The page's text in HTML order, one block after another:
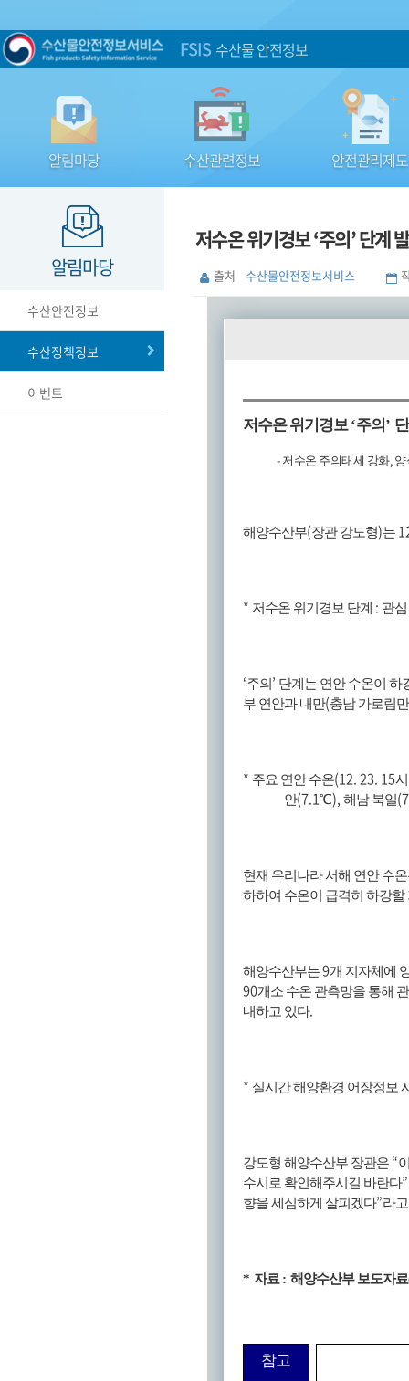
FSIS 수산물 안전정보
알림마당 수산관련정보 안전관리제도
알림마당
수산안전정보
수산정책정보
이벤트
저수온 위기경보 ‘주의’ 단계
출처 수산물안전정보서비스
저수온 위기경보‘주의 ’
- 저수온 주의태세 강화, 양
해양수산부(장관 강도형)는
* 저수온 위기경보 단계 : 관심
‘주의 ’ 단계는 연안 수온이 하
부 연안과 내만(충남 가로림만
* 주요 연안 수온(12. 23. 15
안(7.1℃), 해남 북일
현재 우리나라 서해 연안 수
하하여 수온이 급격히 하강
해양수산부는9개 지자체에
90개소 수온 관측망을 통해
내하고 있다.
* 실시간 해양환경 어장정보
강도형 해양수산부 장관은 “
수시로 확인해주시길 바란다”
향을 세심하게 살피겠다”라
* 자료 : 해양수산부 보도자료
참고